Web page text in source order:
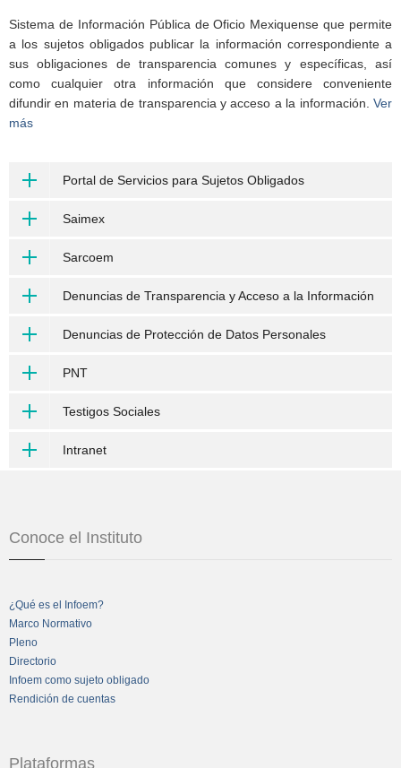
Sistema de Información Pública de Oficio Mexiquense que permite
a los sujetos obligados publicar la información correspondiente a
sus obligaciones de transparencia comunes y específicas, así
como cualquier otra información que considere conveniente
difundir en materia de transparencia y acceso a la información. Ver
más
Portal de Servicios para Sujetos Obligados
Saimex
Sarcoem
Denuncias de Transparencia y Acceso a la Información
Denuncias de Protección de Datos Personales
PNT
Testigos Sociales
Intranet
Conoce el Instituto
¿Qué es el Infoem?
Marco Normativo
Pleno
Directorio
Infoem como sujeto obligado
Rendición de cuentas
Plataformas